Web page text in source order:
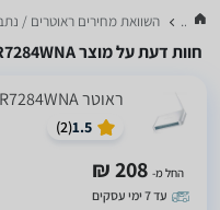
... השוואת מחירים ראוטרים /
חוות דעת על מוצר AR7284WNA
‏ראוטר Edimax AR7284WNA
1.5
(
2
)
החל מ- 208 ₪
עד 7 ימי עסקים